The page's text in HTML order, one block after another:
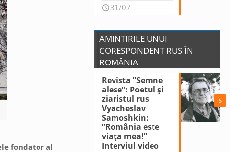
fondator al
31/07
AMINTIRILE UNUI
CORESPONDENT RUS ÎN
ROMÂNIA
5
Revista ”Semne
alese”: Poetul și
ziaristul rus
Vyacheslav
Samoshkin:
”România este
viața mea!”
Interviul video